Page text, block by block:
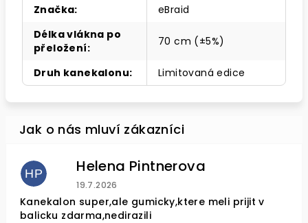
Značka:
eBraid
Délka vlákna po
přeložení: 70 cm (±5%)
Druh kanekalonu: Limitovaná edice
HP Helena Pintnerova
Hodnocení obchodu je 4 z 5 hvězdiček.
19.7.2026
Kanekalon super,ale gumicky,ktere meli prijit v
balicku zdarma,nedirazili